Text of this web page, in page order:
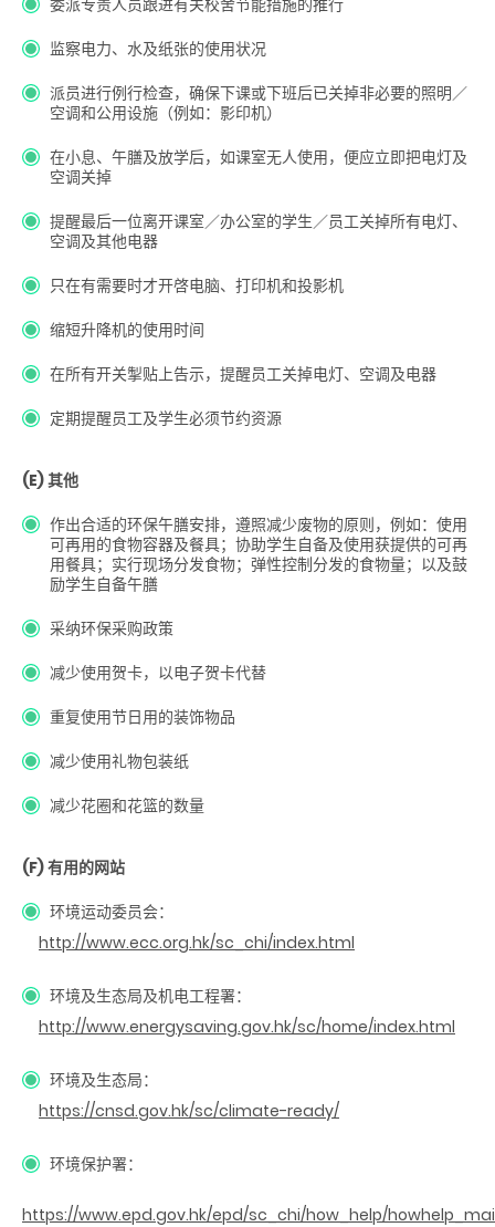
监察电力、水及纸张的使用状况
派员进行例行检查，确保下课或下班后已关掉非必要的照明／
空调和公用设施（例如：影印机）
在小息、午膳及放学后，如课室无人使用，便应立即把电灯及
空调关掉
提醒最后一位离开课室／办公室的学生／员工关掉所有电灯、
空调及其他电器
只在有需要时才开啓电脑、打印机和投影机
缩短升降机的使用时间
在所有开关掣贴上告示，提醒员工关掉电灯、空调及电器
定期提醒员工及学生必须节约资源
(E) 其他
作出合适的环保午膳安排，遵照减少废物的原则，例如：使用
可再用的食物容器及餐具；协助学生自备及使用获提供的可再
用餐具；实行现场分发食物；弹性控制分发的食物量；以及鼓
励学生自备午膳
采纳环保采购政策
减少使用贺卡，以电子贺卡代替
重复使用节日用的装饰物品
减少使用礼物包装纸
减少花圈和花篮的数量
(F) 有用的网站
环境运动委员会：
http://www.ecc.org.hk/sc_chi/index.html
环境及生态局及机电工程署：
http://www.energysaving.gov.hk/sc/home/index.html
环境及生态局：
https://cnsd.gov.hk/sc/climate-ready/
环境保护署：
https://www.epd.gov.hk/epd/sc_chi/how_help/